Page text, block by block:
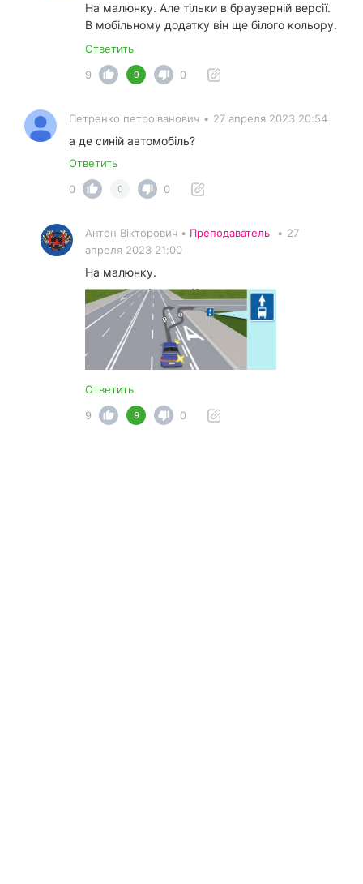
На малюнку. Але тільки в браузерній версії.
В мобільному додатку він ще білого кольору.
Ответить
9
9 0
Петренко петроіванович • 27 апреля 2023 20:54
а де синій автомобіль?
Ответить
0
0 0
Антон Вікторович • Преподаватель • 27
апреля 2023 21:00
На малюнку.
Ответить
9
9 0